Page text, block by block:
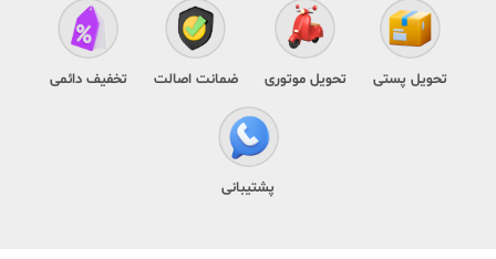
تحویل پستی تحویل موتوری ضمانت اصالت تخفیف دائمی
پشتیبانی